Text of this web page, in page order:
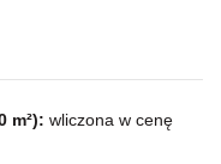
m²): wliczona w cenę